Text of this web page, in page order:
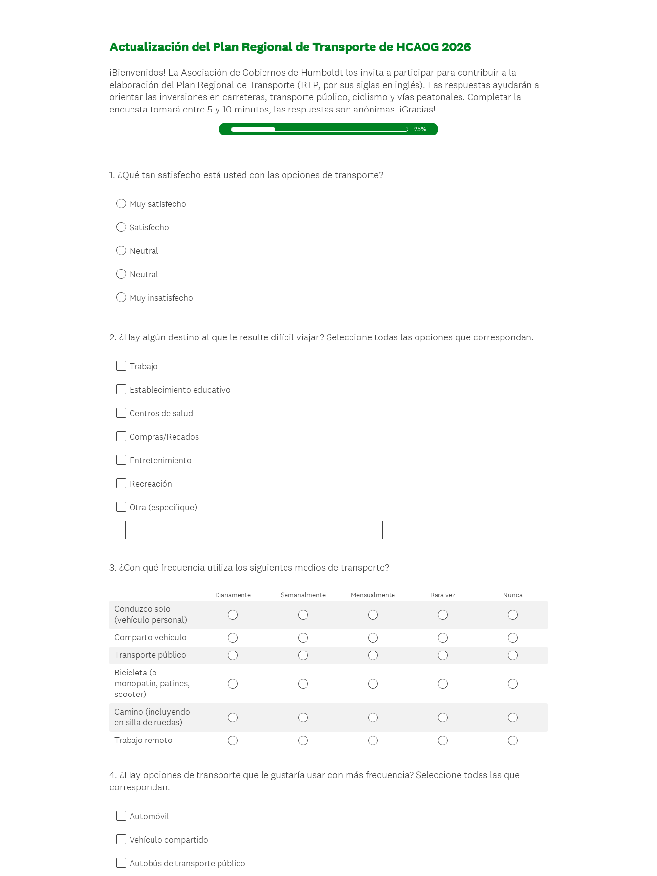
Actualización del Plan Regional de Transporte de HCAOG 2026
¡Bienvenidos! La Asociación de Gobiernos de Humboldt los invita a participar para contribuir a la
elaboración del Plan Regional de Transporte (RTP, por sus siglas en inglés). Las respuestas ayudarán a
orientar las inversiones en carreteras, transporte público, ciclismo y vías peatonales. Completar la
encuesta tomará entre 5 y 10 minutos, las respuestas son anónimas. ¡Gracias!
25%
Question
1. ¿Qué tan satisfecho está usted con las opciones de transporte?
Muy satisfecho
Satisfecho
Neutral
Neutral
Muy insatisfecho
Question
2. ¿Hay algún destino al que le resulte difícil viajar? Seleccione todas las opciones que correspondan.
Trabajo
Establecimiento educativo
Centros de salud
Compras/Recados
Entretenimiento
Recreación
Otra (especifique)
Question
3. ¿Con qué frecuencia utiliza los siguientes medios de transporte?
Diariamente Semanalmente Mensualmente Rara vez Nunca
Conduzco solo
(vehículo personal)
Comparto vehículo
Transporte público
Bicicleta (o
monopatín, patines,
scooter)
Camino (incluyendo
en silla de ruedas)
Trabajo remoto
Question
Title
4. ¿Hay opciones de transporte que le gustaría usar con más frecuencia? Seleccione todas las que
correspondan.
Automóvil
Vehículo compartido
Autobús de transporte público